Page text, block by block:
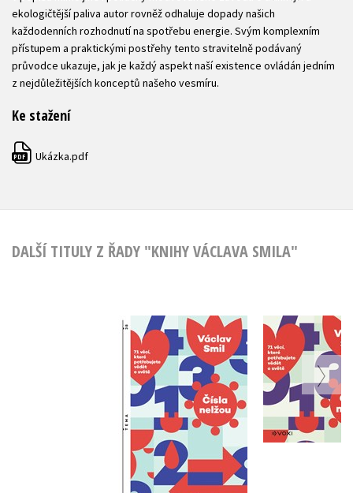
ekologičtější paliva autor rovněž odhaluje dopady našich
každodenních rozhodnutí na spotřebu energie. Svým komplexním
přístupem a praktickými postřehy tento stravitelně podávaný
průvodce ukazuje, jak je každý aspekt naší existence ovládán jedním
z nejdůležitějších konceptů našeho vesmíru.
Ke stažení
PDF Ukázka.pdf
DALŠÍ TITULY Z ŘADY "KNIHY VÁCLAVA SMILA"
Čísla nelžou
Vaclav Smil
Do košíku
Čísla
Vaclav